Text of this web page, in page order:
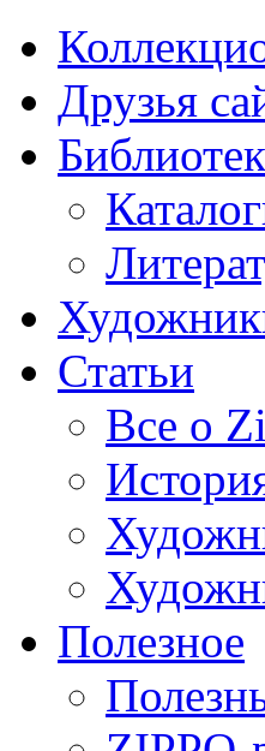
Друзья
Статьи
Все о
Полезное